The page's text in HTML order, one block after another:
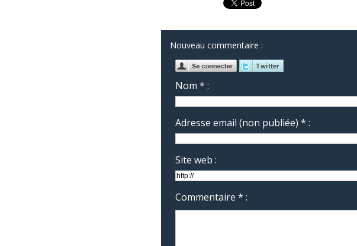
Nouveau commentaire :
Nom * :
Adresse email (non publiée) * :
Site web :
Commentaire * :